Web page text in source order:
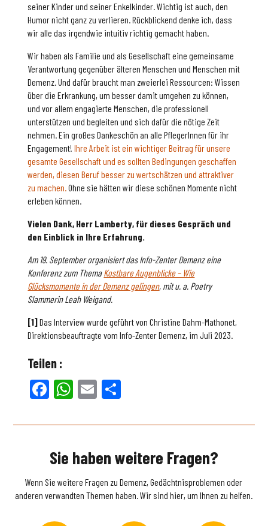
seiner Kinder und seiner Enkelkinder. Wichtig ist auch, den
Humor nicht ganz zu verlieren. Rückblickend denke ich, dass
wir alle das irgendwie intuitiv richtig gemacht haben.
Wir haben als Familie und als Gesellschaft eine gemeinsame
Verantwortung gegenüber älteren Menschen und Menschen mit
Demenz. Und dafür braucht man zweierlei Ressourcen: Wissen
über die Erkrankung, um besser damit umgehen zu können,
und vor allem engagierte Menschen, die professionell
unterstützen und begleiten und sich dafür die nötige Zeit
nehmen. Ein großes Dankeschön an alle PflegerInnen für ihr
Engagement!Ihre Arbeit ist ein wichtiger Beitrag für unsere
gesamte Gesellschaft und es sollten Bedingungen geschaffen
werden, diesen Beruf besser zu wertschätzen und attraktiver
zu machen.Ohne sie hätten wir diese schönen Momente nicht
erleben können.
Vielen Dank, Herr Lamberty, für dieses Gespräch und
den Einblick in Ihre Erfahrung.
Am 19. September organisiert das Info-Zenter Demenz eine
Konferenz zum ThemaKostbare Augenblicke – Wie
Glücksmomente in der Demenz gelingen, mit u. a. Poetry
Slammerin Leah Weigand.
[1] Das Interview wurde geführt von Christine Dahm-Mathonet,
Direktionsbeauftragte vom Info-Zenter Demenz, im Juli 2023.
Teilen :
Facebook
WhatsApp
Email
Sie haben weitere Fragen?
Wenn Sie weitere Fragen zu Demenz, Gedächtnisproblemen oder
anderen verwandten Themen haben. Wir sind hier, um Ihnen zu helfen.